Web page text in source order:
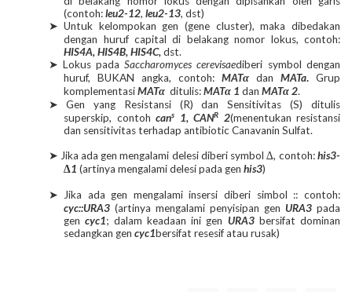
(contoh:leu2-12,leu2-13, dst)
➤ Untuk kelompokan gen (gene cluster), maka dibedakan
dengan huruf capital di belakang nomor lokus, contoh:
HIS4A, HIS4B, HIS4C,dst.
➤ Lokus padaSaccharomyces cerevisaediberi symbol dengan
huruf, BUKAN angka, contoh:MATαdan MATa.Grup
komplementasiMATα ditulis:MATα 1danMATα 2.
➤
Gen yang Resistansi (R) dan Sensitivitas (S) ditulis
superskip, contohcans 1, CANR 2(menentukan resistansi
dan sensitivitas terhadap antibiotic Canavanin Sulfat.
➤ Jika ada gen mengalami delesi diberi symbol∆, contoh:his3-
∆1 (artinya mengalami delesi pada genhis3)
➤ Jika ada gen mengalami insersi diberi simbol :: contoh:
cyc::URA3(artinya mengalami penyisipan genURA3 pada
gencyc1; dalam keadaan ini gen URA3bersifat dominan
sedangkan gencyc1bersifat resesif atau rusak)